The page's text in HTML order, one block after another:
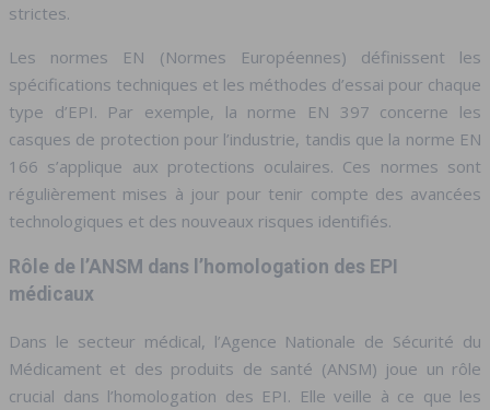
strictes.
Les normes EN (Normes Européennes) définissent les
spécifications techniques et les méthodes d’essai pour chaque
type d’EPI. Par exemple, la norme EN 397 concerne les
casques de protection pour l’industrie, tandis que la norme EN
166 s’applique aux protections oculaires. Ces normes sont
régulièrement mises à jour pour tenir compte des avancées
technologiques et des nouveaux risques identifiés.
Rôle de l’ANSM dans l’homologation des EPI
médicaux
Dans le secteur médical, l’Agence Nationale de Sécurité du
Médicament et des produits de santé (ANSM) joue un rôle
crucial dans l’homologation des EPI. Elle veille à ce que les